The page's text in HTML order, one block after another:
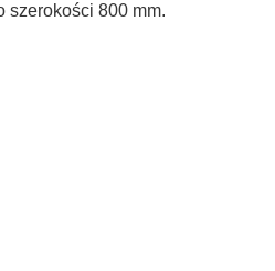
szerokości 800 mm.